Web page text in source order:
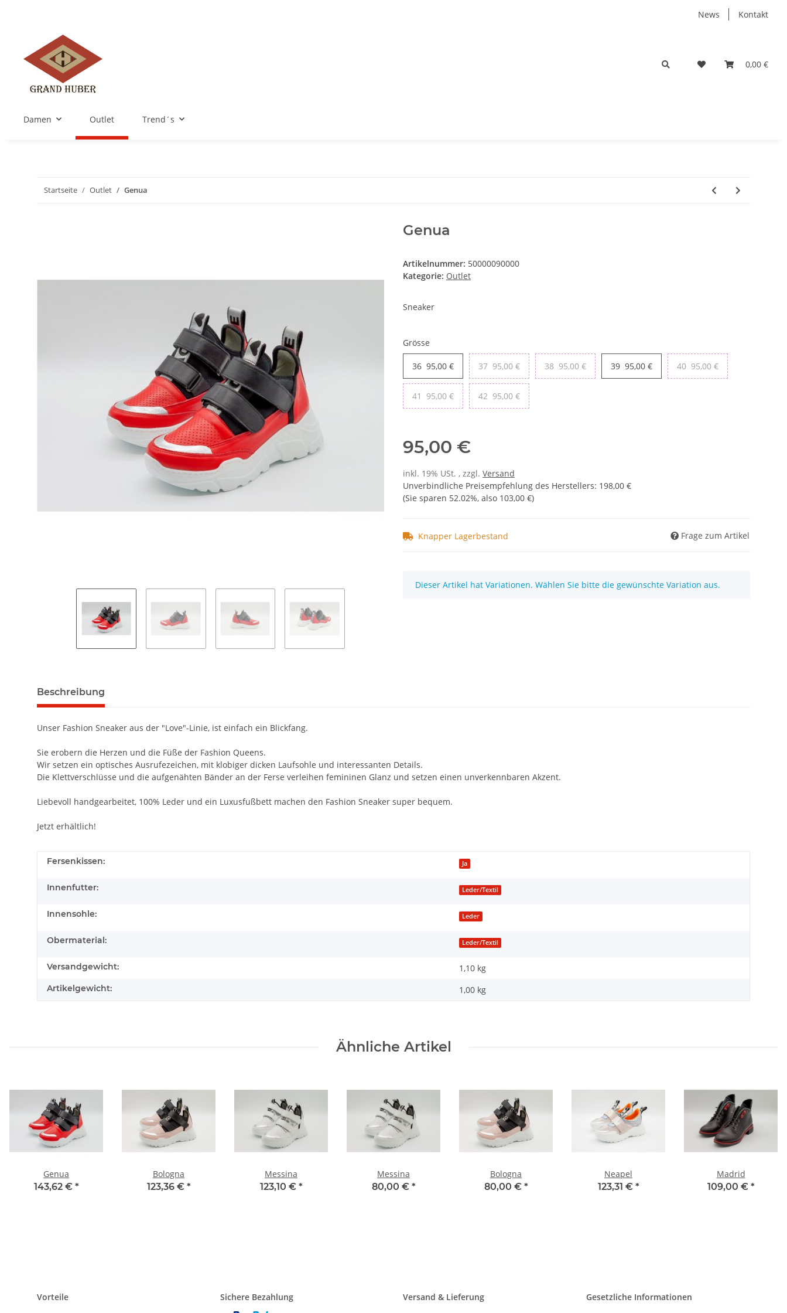
News Kontakt
0,00 €
Damen Outlet Trend´s
Startseite Outlet Genua
Genua
Artikelnummer: 50000090000
Kategorie: Outlet
Sneaker
Grösse
36 95,00 € 37 95,00 € 38 95,00 € 39 95,00 € 40 95,00 €
41 95,00 € 42 95,00 €
95,00 €
inkl. 19% USt. , zzgl. Versand
Unverbindliche Preisempfehlung des Herstellers: 198,00 €
(Sie sparen 52.02%, also 103,00 €)
Knapper Lagerbestand Frage zum Artikel
x
Dieser Artikel hat Variationen. Wählen Sie bitte die gewünschte Variation aus.
Beschreibung
Unser Fashion Sneaker aus der "Love"-Linie, ist einfach ein Blickfang.
Sie erobern die Herzen und die Füße der Fashion Queens.
Wir setzen ein optisches Ausrufezeichen, mit klobiger dicken Laufsohle und interessanten Details.
Die Klettverschlüsse und die aufgenähten Bänder an der Ferse verleihen femininen Glanz und setzen einen unverkennbaren Akzent.
Liebevoll handgearbeitet, 100% Leder und ein Luxusfußbett machen den Fashion Sneaker super bequem.
Jetzt erhältlich!
Fersenkissen: Ja
Innenfutter: Leder/Textil
Innensohle: Leder
Obermaterial: Leder/Textil
Versandgewicht: 1,10 kg
Artikelgewicht: 1,00 kg
Ähnliche Artikel
Genua
143,62 € *
Bologna
123,36 € *
Messina
123,10 € *
Messina
80,00 € *
Bologna
80,00 € *
Neapel
123,31 € *
Madrid
109,00 € *
Vorteile Sichere Bezahlung Versand & Lieferung Gesetzliche Informationen